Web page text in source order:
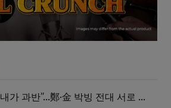
“게임 끝났다” vs “내가 과반”…鄭·金 박빙 전대 서로 우위 주장